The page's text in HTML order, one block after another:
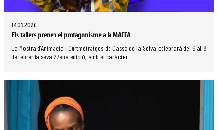
14.01.2026
Els tallers prenen el protagonisme a la MACCA
La Mostra d’Animació i Curtmetratges de Cassà de la Selva celebrarà del 6 al 8
de febrer la seva 27ena edició, amb el caràcter...